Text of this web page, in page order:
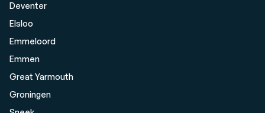
Deventer
Elsloo
Emmeloord
Emmen
Great Yarmouth
Groningen